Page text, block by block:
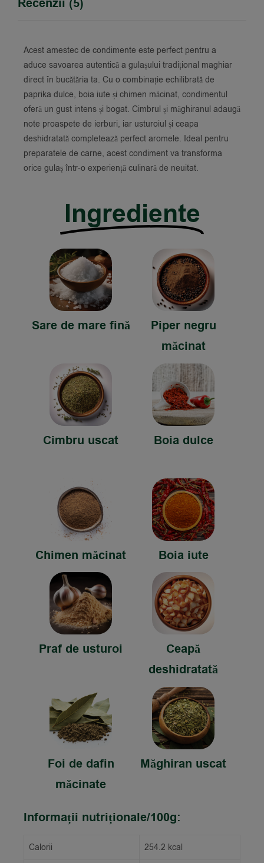
Recenzii (5)
Acest amestec de condimente este perfect pentru a
aduce savoarea autentică a gulașului tradițional maghiar
direct în bucătăria ta. Cu o combinație echilibrată de
paprika dulce, boia iute și chimen măcinat, condimentul
oferă un gust intens și bogat. Cimbrul și măghiranul adaugă
note proaspete de ierburi, iar usturoiul și ceapa
deshidratată completează perfect aromele. Ideal pentru
preparatele de carne, acest condiment va transforma
orice gulaș într-o experiență culinară de neuitat.
Ingrediente
Sare de mare fină
Piper negru
măcinat
Cimbru uscat Boia dulce
Chimen măcinat Boia iute
Praf de usturoi
Ceapă
deshidratată
Foi de dafin
măcinate
Măghiran uscat
Informații nutriționale/100g:
Calorii 254.2 kcal